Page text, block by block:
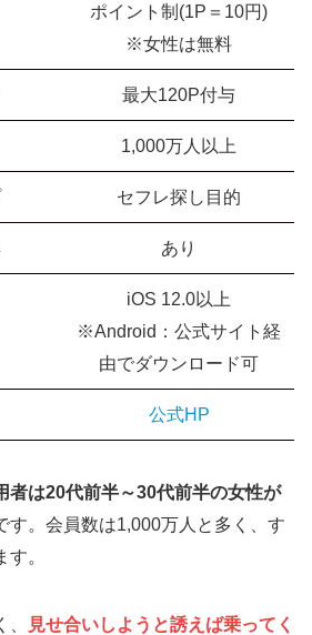
ポイント制(1P＝10円)
※女性は無料
最大120P付与
1,000万人以上
セフレ探し目的
あり
iOS 12.0以上
※Android：公式サイト経
由でダウンロード可
公式HP
者は20代前半～30代前半の女性が
す。会員数は1,000万人と多く、す
。
見せ合いしようと誘えば乗ってく